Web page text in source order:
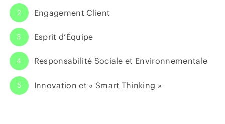
2 Engagement Client
3 Esprit d’Équipe
4 Responsabilité Sociale et Environnementale
5 Innovation et « Smart Thinking »